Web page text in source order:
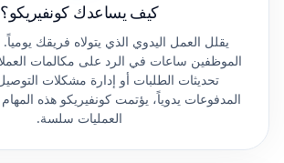
كيف يساعدك كونفيريكو؟
يقلل العمل اليدوي الذي يتولاه فريقك
الموظفين ساعات في الرد على مكالمات
تحديثات الطلبات أو إدارة مشكلات
المدفوعات يدوياً، يؤتمت كونفيريكو هذه
العمليات سلسة.